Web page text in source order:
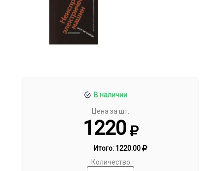
В наличии
Цена за шт.
1220
Итого: 1220.00
Количество